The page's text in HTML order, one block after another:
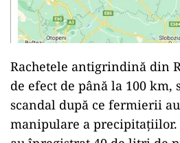
Rachetele antigrindină din
de efect de până la 100
scandal după ce fermierii
manipulare a precipitațiilor.